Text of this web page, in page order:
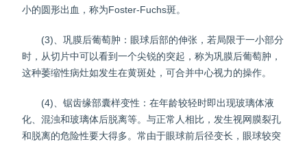
小的圆形出血，称为Foster-Fuchs斑。
(3)、巩膜后葡萄肿：眼球后部的伸张，若局限于一小部分
时，从切片中可以看到一个尖锐的突起，称为巩膜后葡萄肿，
这种萎缩性病灶如发生在黄斑处，可合并中心视力的操作。
(4)、锯齿缘部囊样变性：在年龄较轻时即出现玻璃体液
化、混浊和玻璃体后脱离等。与正常人相比，发生视网膜裂孔
和脱离的危险性要大得多。常由于眼球前后径变长，眼球较突